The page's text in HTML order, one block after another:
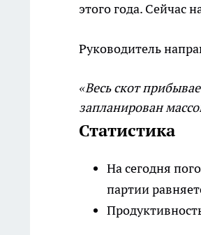
этого года. Сейчас
Руководитель
«Весь скот
запланирован
Статистика
На сегодня
партии